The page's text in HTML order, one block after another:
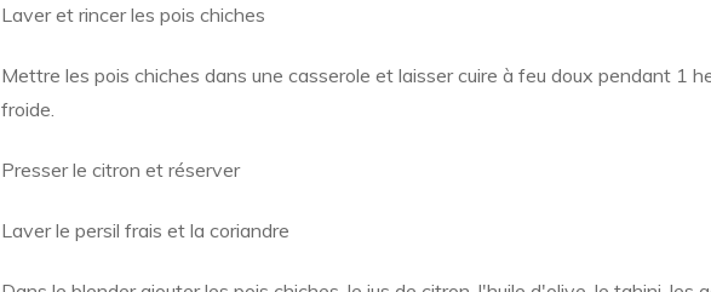
Laver et rincer les pois chiches
Mettre les pois chiches dans une casserole et laisser cuire à feu doux pendant 1
froide.
Presser le citron et réserver
Laver le persil frais et la coriandre